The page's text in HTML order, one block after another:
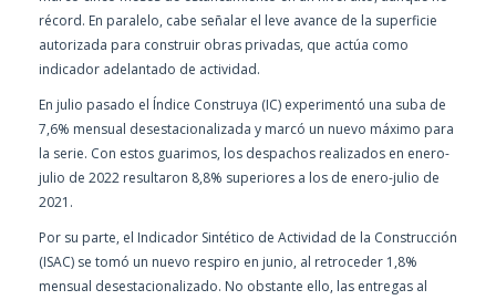
récord. En paralelo, cabe señalar el leve avance de la superficie
autorizada para construir obras privadas, que actúa como
indicador adelantado de actividad.
En julio pasado el Índice Construya (IC) experimentó una suba de
7,6% mensual desestacionalizada y marcó un nuevo máximo para
la serie. Con estos guarimos, los despachos realizados en enero-
julio de 2022 resultaron 8,8% superiores a los de enero-julio de
2021.
Por su parte, el Indicador Sintético de Actividad de la Construcción
(ISAC) se tomó un nuevo respiro en junio, al retroceder 1,8%
mensual desestacionalizado. No obstante ello, las entregas al